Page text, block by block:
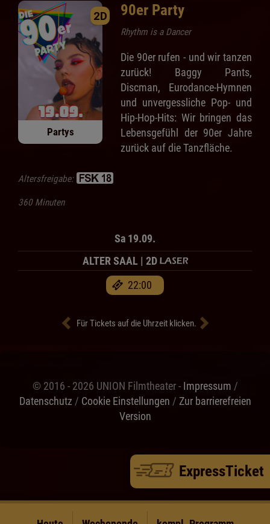
ExpressTicket
2D
Partys
90er Party
Rhythm is a Dancer
Die 90er rufen - und wir tanzen
zurück! Baggy Pants,
Discman, Eurodance-Hymnen
und unvergessliche Pop- und
Hip-Hop-Hits: Wir bringen das
Lebensgefühl der 90er Jahre
zurück auf die Tanzfläche.
Altersfreigabe:
360 Minuten
Sa 19.09.
ALTER SAAL | 2D
22:00
Für Tickets auf die Uhrzeit klicken.
© 2016 - 2026 UNION Filmtheater - Impressum /
Datenschutz / Cookie Einstellungen / Zur barrierefreien
Version